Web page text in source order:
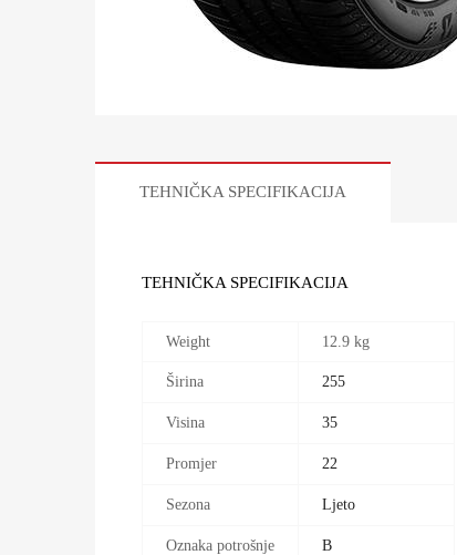
TEHNIČKA SPECIFIKACIJA
TEHNIČKA SPECIFIKACIJA
Weight 12.9 kg
Širina 255
Visina 35
Promjer 22
Sezona Ljeto
Oznaka potrošnje B